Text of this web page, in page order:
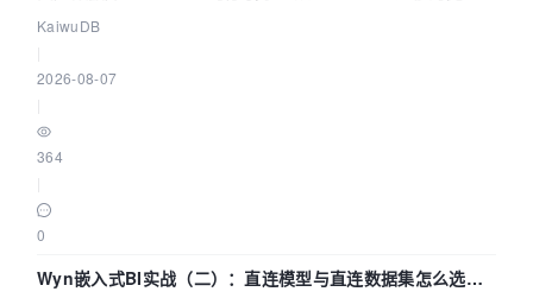
技术路径
KaiwuDB
2026-08-07
364
0
Wyn嵌入式BI实战（二）：直连模型与直连数据集怎么选，